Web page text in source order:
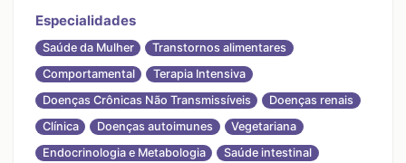
Especialidades
Saúde da Mulher
Transtornos alimentares
Comportamental
Terapia Intensiva
Doenças Crônicas Não Transmissíveis
Doenças renais
Clínica
Doenças autoimunes
Vegetariana
Endocrinologia e Metabologia
Saúde intestinal